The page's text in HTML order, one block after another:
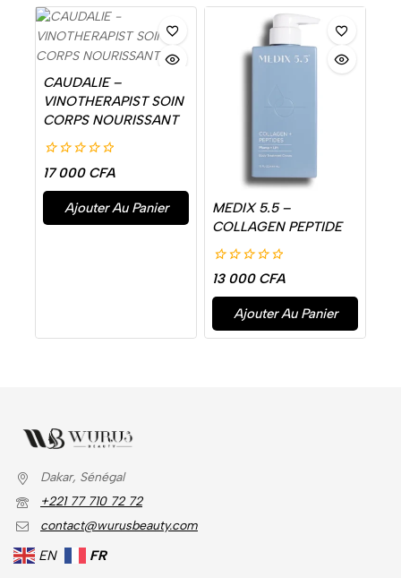
CAUDALIE –
VINOTHERAPIST SOIN
CORPS NOURISSANT
0
de
5
17 000 CFA
Ajouter Au Panier
MEDIX 5.5 –
COLLAGEN PEPTIDE
0
de
5
13 000 CFA
Ajouter Au Panier
Dakar, Sénégal
+221 77 710 72 72
contact@wurusbeauty.com
EN FR